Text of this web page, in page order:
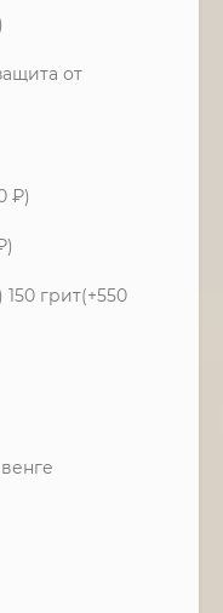
от
₽)
)
грит(+550